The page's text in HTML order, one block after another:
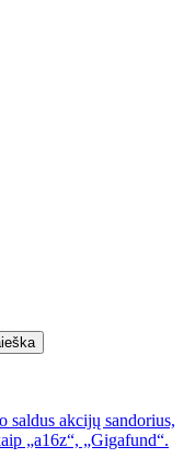
saldus akcijų sandorius,
„a16z“, „Gigafund“.